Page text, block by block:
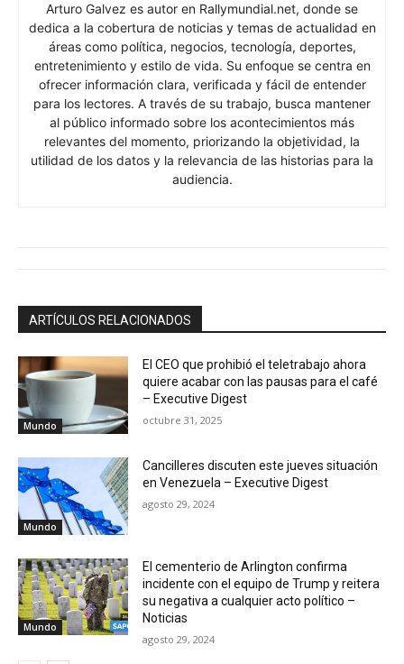
Arturo Galvez es autor en Rallymundial.net, donde se
dedica a la cobertura de noticias y temas de actualidad en
áreas como política, negocios, tecnología, deportes,
entretenimiento y estilo de vida. Su enfoque se centra en
ofrecer información clara, verificada y fácil de entender
para los lectores. A través de su trabajo, busca mantener
al público informado sobre los acontecimientos más
relevantes del momento, priorizando la objetividad, la
utilidad de los datos y la relevancia de las historias para la
audiencia.
ARTÍCULOS RELACIONADOS
Mundo
El CEO que prohibió el teletrabajo ahora
quiere acabar con las pausas para el café
– Executive Digest
octubre 31, 2025
Mundo
Cancilleres discuten este jueves situación
en Venezuela – Executive Digest
agosto 29, 2024
Mundo
El cementerio de Arlington confirma
incidente con el equipo de Trump y reitera
su negativa a cualquier acto político –
Noticias
agosto 29, 2024